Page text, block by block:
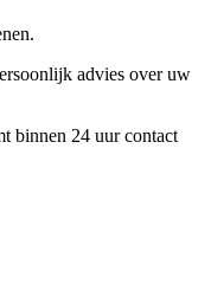
advies over uw
binnen 24 uur contact